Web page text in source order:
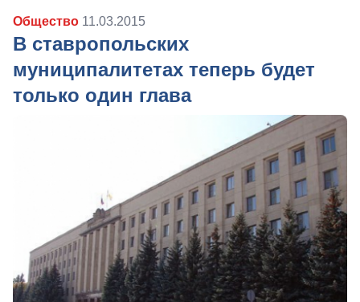
Общество 11.03.2015
В ставропольских
муниципалитетах теперь будет
только один глава